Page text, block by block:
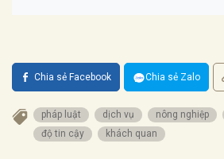
Chia sẻ Facebook Chia sẻ Zalo
pháp luật dịch vụ nông nghiệp
độ tin cậy
khách quan